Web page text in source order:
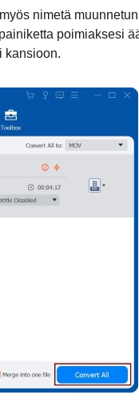
nimetä
poimiaksesi
kansioon.